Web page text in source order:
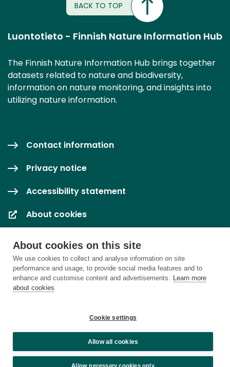
About cookies on this site
We use cookies to collect and analyse information on site
performance and usage, to provide social media features and to
enhance and customise content and advertisements. Learn more
about cookies
Cookie settings
Allow all cookies
Allow necessary cookies only
BACK TO TOP
Luontotieto - Finnish Nature Information Hub
The Finnish Nature Information Hub brings together
datasets related to nature and biodiversity,
information on nature monitoring, and insights into
utilizing nature information.
Contact information
Privacy notice
Accessibility statement
About cookies